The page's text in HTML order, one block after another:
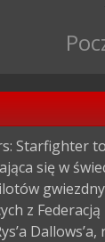
Starfighter
się w
z